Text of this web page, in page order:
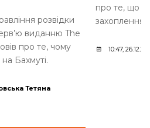
розвідки
виданню The
про те, чому
Бахмуті.
Тетяна
про те, що
захоплення
10:47,